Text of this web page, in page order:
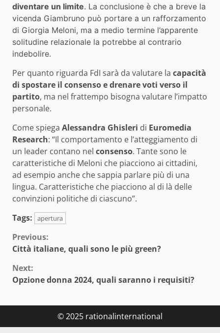
diventare un limite. La conclusione è che a breve la
vicenda Giambruno può portare a un rafforzamento
di Giorgia Meloni, ma a medio termine l’apparente
solitudine relazionale la potrebbe al contrario
indebolire.
Per quanto riguarda FdI sarà da valutare la capacità
di spostare il consenso e drenare voti verso il
partito, ma nel frattempo bisogna valutare l’impatto
personale.
Come spiega Alessandra Ghisleri di Euromedia
Research: “Il comportamento e l’atteggiamento di
un leader contano nel consenso. Tante sono le
caratteristiche di Meloni che piacciono ai cittadini,
ad esempio anche che sappia parlare più di una
lingua. Caratteristiche che piacciono al di là delle
convinzioni politiche di ciascuno”.
Tags:
apertura
Continue
Previous:
Città italiane, quali sono le più green?
Next:
Opzione donna 2024, quali saranno i requisiti?
© 2025 rationalinternational